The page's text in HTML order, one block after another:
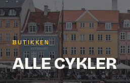
BUTIKKEN
ALLE CYKLER